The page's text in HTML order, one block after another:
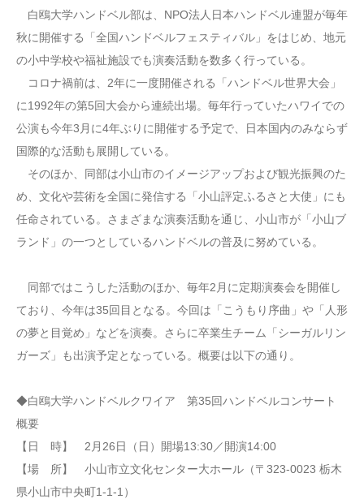
白鴎大学ハンドベル部は、NPO法人日本ハンドベル連盟が毎年
秋に開催する「全国ハンドベルフェスティバル」をはじめ、地元
の小中学校や福祉施設でも演奏活動を数多く行っている。
コロナ禍前は、2年に一度開催される「ハンドベル世界大会」
に1992年の第5回大会から連続出場。毎年行っていたハワイでの
公演も今年3月に4年ぶりに開催する予定で、日本国内のみならず
国際的な活動も展開している。
そのほか、同部は小山市のイメージアップおよび観光振興のた
め、文化や芸術を全国に発信する「小山評定ふるさと大使」にも
任命されている。さまざまな演奏活動を通じ、小山市が「小山ブ
ランド」の一つとしているハンドベルの普及に努めている。
同部ではこうした活動のほか、毎年2月に定期演奏会を開催し
ており、今年は35回目となる。今回は「こうもり序曲」や「人形
の夢と目覚め」などを演奏。さらに卒業生チーム「シーガルリン
ガーズ」も出演予定となっている。概要は以下の通り。
◆白鴎大学ハンドベルクワイア 第35回ハンドベルコンサート
概要
【日 時】 2月26日（日）開場13:30／開演14:00
【場 所】 小山市立文化センター大ホール（〒323-0023 栃木
県小山市中央町1-1-1）